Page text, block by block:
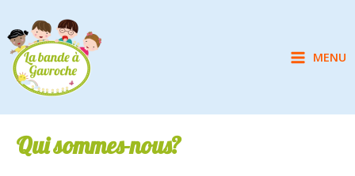
contenu
Main
MENU
Qui sommes-nous?